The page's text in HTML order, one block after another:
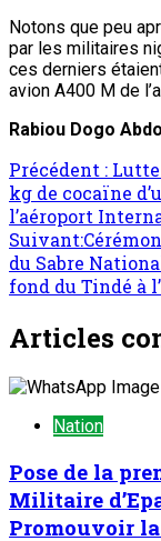
Notons que peu
par les militaires
ces derniers
avion A400 M de
Rabiou Dogo
Précédent : Lutte
kg de cocaïne
l’aéroport
Suivant:
du Sabre
fond du Tindé à
Articles
Nation
Pose de la
Militaire
Promouvoir